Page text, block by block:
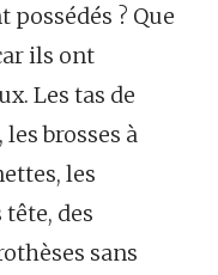
possédés ? Que
ils ont
Les tas de
brosses à
les
tête, des
sans